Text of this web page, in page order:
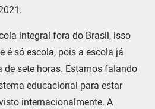
integral fora do Brasil, isso
é só escola, pois a escola já
de sete horas. Estamos falando
educacional para estar
internacionalmente. A